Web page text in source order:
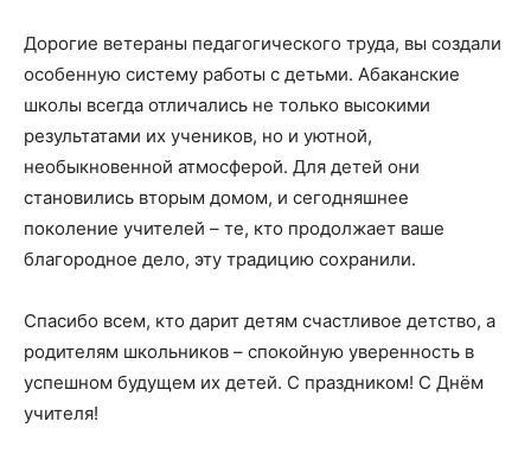
Дорогие ветераны педагогического труда, вы создали
особенную систему работы с детьми. Абаканские
школы всегда отличались не только высокими
результатами их учеников, но и уютной,
необыкновенной атмосферой. Для детей они
становились вторым домом, и сегодняшнее
поколение учителей – те, кто продолжает ваше
благородное дело, эту традицию сохранили.
Спасибо всем, кто дарит детям счастливое детство, а
родителям школьников – спокойную уверенность в
успешном будущем их детей. С праздником! С Днём
учителя!